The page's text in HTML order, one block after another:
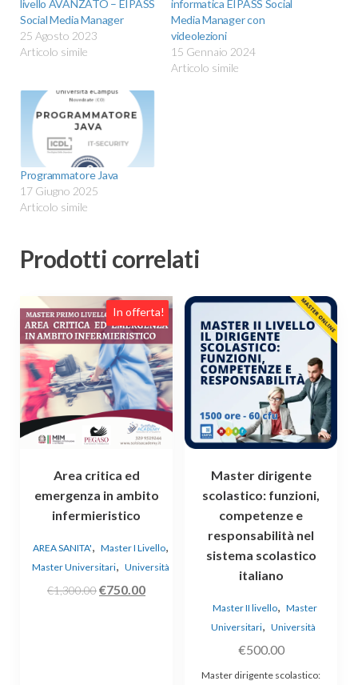
livello AVANZATO – EIPASS
Social Media Manager
25 Agosto 2023
Articolo simile
informatica EIPASS Social
Media Manager con
videolezioni
15 Gennaio 2024
Articolo simile
Programmatore Java
17 Giugno 2025
Articolo simile
Prodotti correlati
In offerta!
Area critica ed
emergenza in ambito
infermieristico
AREA SANITA', Master I Livello,
Master Universitari, Università
€1,300.00Il
€750.00Il
Master dirigente
scolastico: funzioni,
competenze e
responsabilità nel
sistema scolastico
italiano
Master II livello, Master
Universitari, Università
€500.00
Master dirigente scolastico: